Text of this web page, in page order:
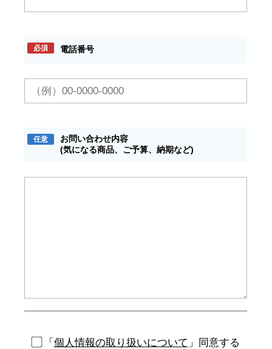
必須 電話番号
任意
お問い合わせ内容
(気になる商品、ご予算、納期など)
「 個人情報の取り扱いについて 」同意する